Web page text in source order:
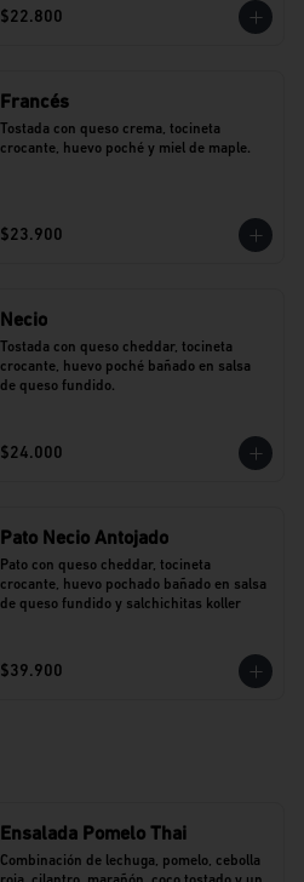
$22.800
Francés
Tostada con queso crema, tocineta
crocante, huevo poché y miel de maple.
$23.900
Necio
Tostada con queso cheddar, tocineta
crocante, huevo poché bañado en salsa
de queso fundido.
$24.000
Pato Necio Antojado
Pato con queso cheddar, tocineta
crocante, huevo pochado bañado en salsa
de queso fundido y salchichitas koller
$39.900
Ensalada Pomelo Thai
Combinación de lechuga, pomelo, cebolla